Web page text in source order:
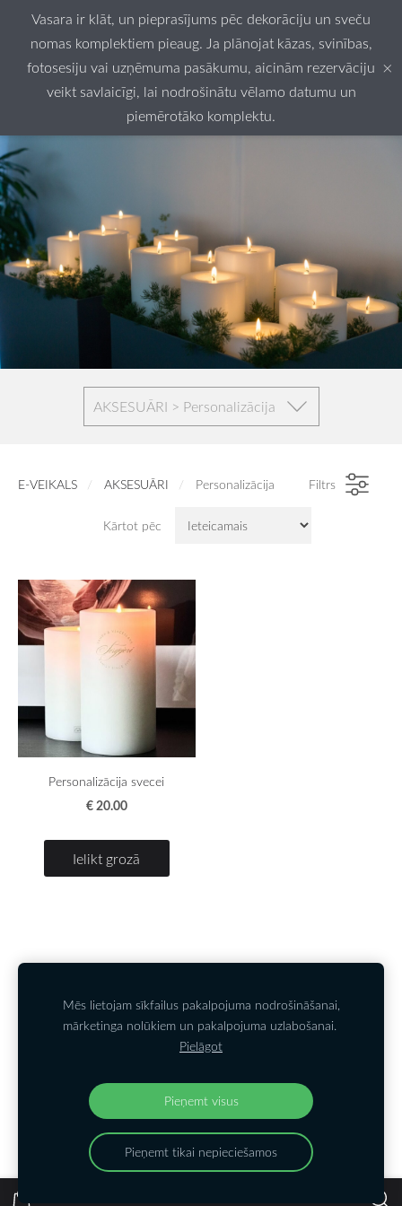
Vasara ir klāt, un pieprasījums pēc dekorāciju un sveču
nomas komplektiem pieaug. Ja plānojat kāzas, svinības,
fotosesiju vai uzņēmuma pasākumu, aicinām rezervāciju
veikt savlaicīgi, lai nodrošinātu vēlamo datumu un
piemērotāko komplektu.
×
AKSESUĀRI > Personalizācija
E-VEIKALS AKSESUĀRI Personalizācija Filtrs
Kārtot pēc
Personalizācija svecei
€ 20.00
Ielikt grozā
Sīkdatnes
Kontakttālrunis: +37126550916;
Tiekamies arī:
Mēs lietojam sīkfailus pakalpojuma nodrošināšanai,
mārketinga nolūkiem un pakalpojuma uzlabošanai.
Pielāgot
Pieņemt visus
Pieņemt tikai nepieciešamos